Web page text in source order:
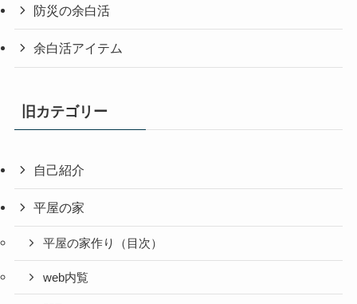
防災の余白活
余白活アイテム
旧カテゴリー
自己紹介
平屋の家
平屋の家作り（目次）
web内覧